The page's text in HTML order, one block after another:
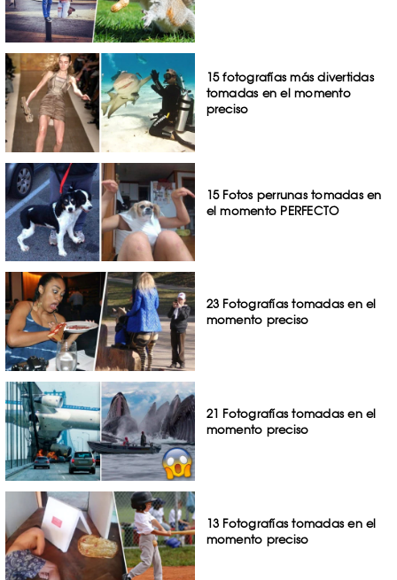
15 fotografías más divertidas
tomadas en el momento
preciso
15 Fotos perrunas tomadas en
el momento PERFECTO
23 Fotografías tomadas en el
momento preciso
21 Fotografías tomadas en el
momento preciso
13 Fotografías tomadas en el
momento preciso